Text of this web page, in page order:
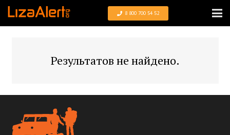
8 800 700 54 52
Результатов не найдено.